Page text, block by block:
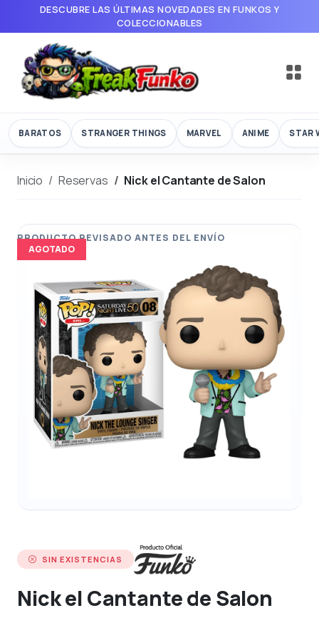
DESCUBRE LAS ÚLTIMAS NOVEDADES EN FUNKOS Y
COLECCIONABLES
BARATOS STRANGER THINGS MARVEL ANIME STAR
Inicio Reservas Nick el Cantante de Salon
AGOTADO
SIN EXISTENCIAS
Nick el Cantante de Salon